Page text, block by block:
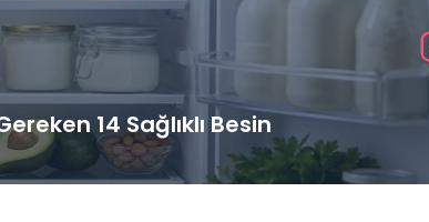
14 Sağlıklı Besin